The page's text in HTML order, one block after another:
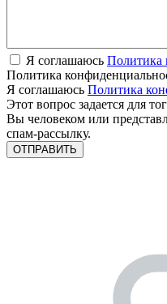
Я соглашаюсь Политика
Политика
Я соглашаюсь Политика
Этот вопрос задается для
Вы человеком или
спам-рассылку.